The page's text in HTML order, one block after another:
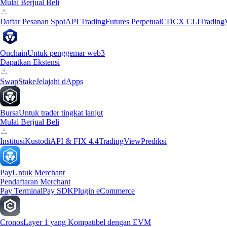
Mulai Berjual Beli
Daftar Pesanan SpotAPI TradingFutures PerpetualCDCX CLI
OnchainUntuk penggemar web3
Dapatkan Ekstensi
SwapStakeJelajahi dApps
BursaUntuk trader tingkat lanjut
Mulai Berjual Beli
InstitusiKustodiAPI & FIX 4.4TradingViewPrediksi
PayUntuk Merchant
Pendaftaran Merchant
Pay TerminalPay SDKPlugin eCommerce
CronosLayer 1 yang Kompatibel dengan EVM